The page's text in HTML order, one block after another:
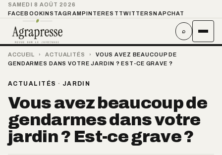
SAMEDI 8 AOÛT 2026
FACEBOOKINSTAGRAMPINTEREST TWITTER SNAPCHAT
⌕
ACCUEIL › ACTUALITÉS ›
VOUS AVEZ BEAUCOUP DE
GENDARMES DANS VOTRE JARDIN ? EST-CE GRAVE ?
ACTUALITÉS · JARDIN
Vous avez beaucoup de
gendarmes dans votre
jardin ? Est-ce grave ?